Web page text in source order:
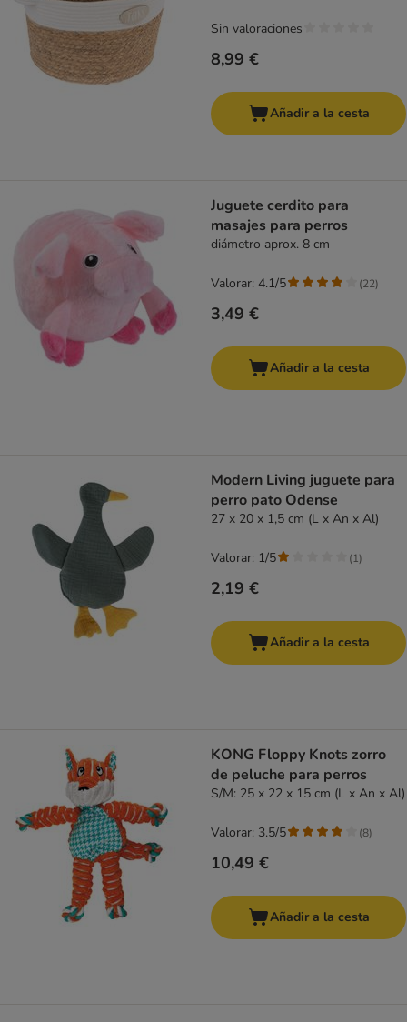
8,99 €
Sin valoraciones
Añadir a la cesta
Juguete cerdito para
masajes para perros
diámetro aprox. 8 cm
3,49 €
Valorar: 4.1/5 (22)
Añadir a la cesta
Modern Living juguete para
perro pato Odense
27 x 20 x 1,5 cm (L x An x Al)
2,19 €
Valorar: 1/5 (1)
Añadir a la cesta
KONG Floppy Knots zorro
de peluche para perros
S/M: 25 x 22 x 15 cm (L x An x Al)
10,49 €
Valorar: 3.5/5 (8)
Añadir a la cesta